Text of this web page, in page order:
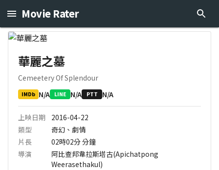
Movie Rater
華麗之墓
Cemeetery Of Splendour
IMDb N/A LINE N/A PTT N/A
上映日期
2016-04-22
類型
奇幻、劇情
片長
02時02分分鐘
導演
阿比查邦韋拉斯塔古(Apichatpong
Weerasethakul)